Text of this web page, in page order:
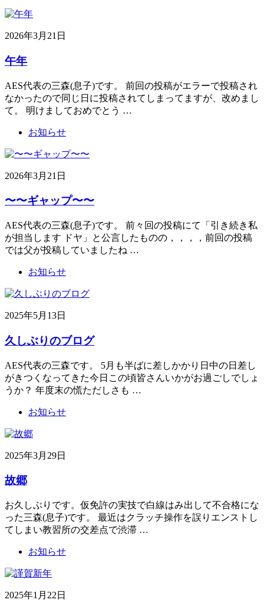
2026年3月21日
午年
AES代表の三森(息子)です。 前回の投稿がエラーで投稿され
なかったので同じ日に投稿されてしまってますが、改めまし
て。 明けましておめでとう …
お知らせ
2026年3月21日
〜〜ギャップ〜〜
AES代表の三森(息子)です。 前々回の投稿にて「引き続き私
が担当します ドヤ」と公言したものの，，，，前回の投稿
では父が投稿していましたね …
お知らせ
2025年5月13日
久しぶりのブログ
AES代表の三森です。 5月も半ばに差しかかり日中の日差し
がきつくなってきた今日この頃皆さんいかがお過ごしでしょ
うか？ 年度末の慌ただしさも …
お知らせ
2025年3月29日
故郷
お久しぶりです。仮免許の実技で白線はみ出して不合格にな
った三森(息子)です。 最近はクラッチ操作を誤りエンストし
てしまい教習所の交差点で渋滞 …
お知らせ
2025年1月22日